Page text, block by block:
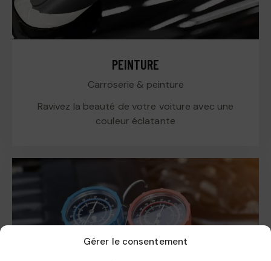
Gérer le consentement
PEINTURE
Carroserie & peinture
Ravivez la beauté de votre voiture avec une
couleur éclatante